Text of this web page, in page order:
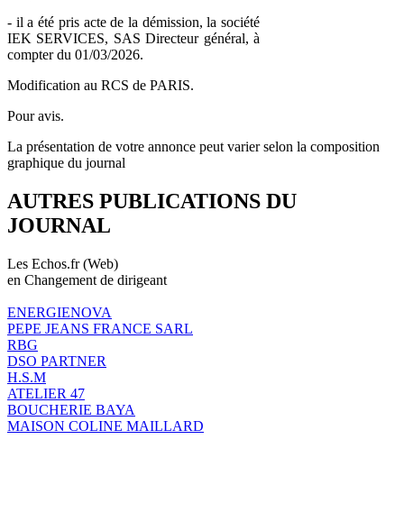
- il a été pris acte de la démission, la société
IEK SERVICES, SAS Directeur général, à
compter du 01/03/2026.
Modification au RCS de PARIS.
Pour avis.
La présentation de votre annonce peut varier selon la composition
graphique du journal
AUTRES PUBLICATIONS DU
JOURNAL
Les Echos.fr (Web)
en Changement de dirigeant
ENERGIENOVA
PEPE JEANS FRANCE SARL
RBG
DSO PARTNER
H.S.M
ATELIER 47
BOUCHERIE BAYA
MAISON COLINE MAILLARD